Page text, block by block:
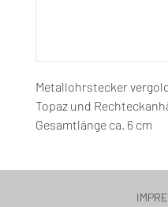
Metallohrstecker
Topaz und
Gesamtlänge ca. 6 cm